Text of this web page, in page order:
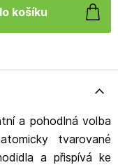
a pohodlná volba
tvarované
a přispívá ke